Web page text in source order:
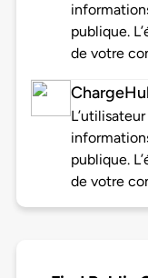
publique.
de votre
publique.
de votre